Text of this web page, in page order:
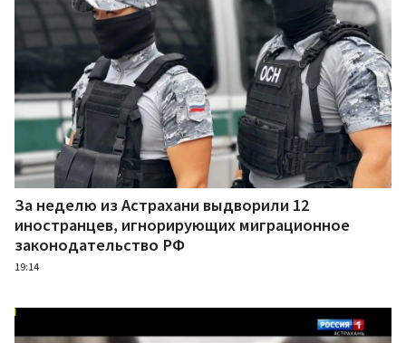
За неделю из Астрахани выдворили 12
иностранцев, игнорирующих миграционное
законодательство РФ
19:14